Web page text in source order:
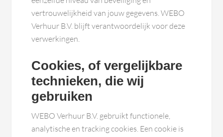
vertrouwelijkheid van jouw gegevens. WEBO
Verhuur B.V. blijft verantwoordelijk voor deze
verwerkingen.
Cookies, of vergelijkbare
technieken, die wij
gebruiken
WEBO Verhuur B.V. gebruikt functionele,
analytische en tracking cookies. Een cookie is